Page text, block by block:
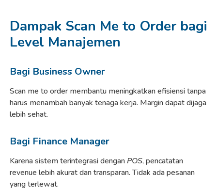
Dampak Scan Me to Order bagi
Level Manajemen
Bagi Business Owner
Scan me to order membantu meningkatkan efisiensi tanpa
harus menambah banyak tenaga kerja. Margin dapat dijaga
lebih sehat.
Bagi Finance Manager
Karena sistem terintegrasi dengan POS, pencatatan
revenue lebih akurat dan transparan. Tidak ada pesanan
yang terlewat.